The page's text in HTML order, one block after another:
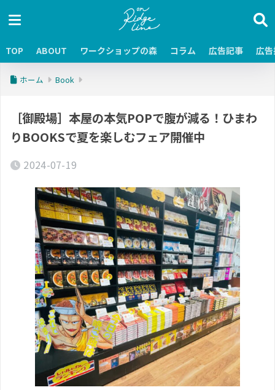
TOP ABOUT ワークショップの森 コラム 広告記事 広
ホーム Book
［御殿場］本屋の本気POPで腹が減る！ひまわ
りBOOKSで夏を楽しむフェア開催中
2024-07-19